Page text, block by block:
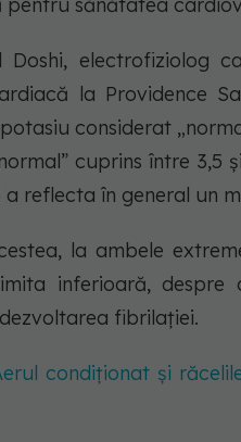
Doshi, electrofiziolog
la Providence
considerat
cuprins între 3,5
reflecta în general un
la ambele
inferioară,
fibrilației.
condiționat și